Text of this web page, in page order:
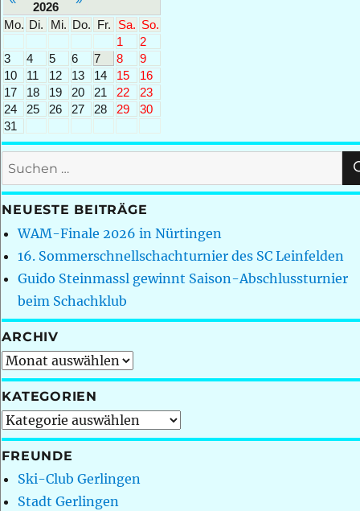
2026
Mo. Di. Mi. Do. Fr. Sa. So.
1
2
3
4 5 6 7 8
9
10
11 12 13 14 15
16
17
18 19 20 21 22
23
24
25 26 27 28 29
30
31
Suchen
nach:
NEUESTE BEITRÄGE
WAM-Finale 2026 in Nürtingen
16. Sommerschnellschachturnier des SC Leinfelden
Guido Steinmassl gewinnt Saison-Abschlussturnier
beim Schachklub
ARCHIV
Archiv
KATEGORIEN
Kategorien
FREUNDE
Ski-Club Gerlingen
Stadt Gerlingen